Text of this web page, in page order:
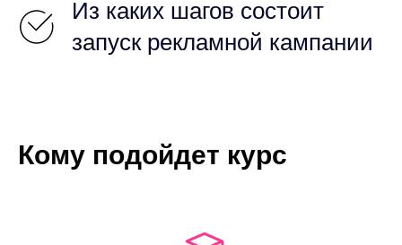
Из каких шагов состоит
запуск рекламной кампании
Кому подойдет курс